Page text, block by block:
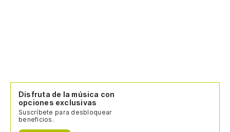
Disfruta de la música con
opciones exclusivas
Suscríbete para desbloquear
beneficios.